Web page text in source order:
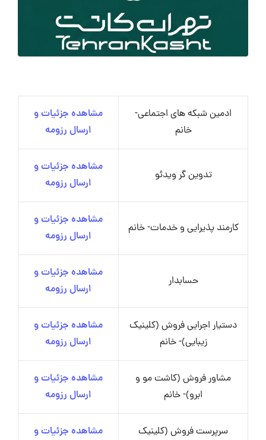
ادمین شبکه های اجتماعی-
خانم
مشاهده جزئیات و
ارسال رزومه
تدوین گر ویدئو
مشاهده جزئیات و
ارسال رزومه
کارمند پذیرایی و خدمات- خانم
مشاهده جزئیات و
ارسال رزومه
حسابدار
مشاهده جزئیات و
ارسال رزومه
دستیار اجرایی فروش (کلینیک
زیبایی)- خانم
مشاهده جزئیات و
ارسال رزومه
مشاور فروش (کاشت مو و
ابرو)- خانم
مشاهده جزئیات و
ارسال رزومه
سرپرست فروش (کلینیک
مشاهده جزئیات و